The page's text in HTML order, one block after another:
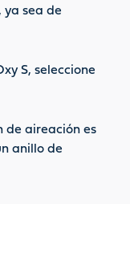
OASE.
ya sea de
S, seleccione
de aireación es
anillo de